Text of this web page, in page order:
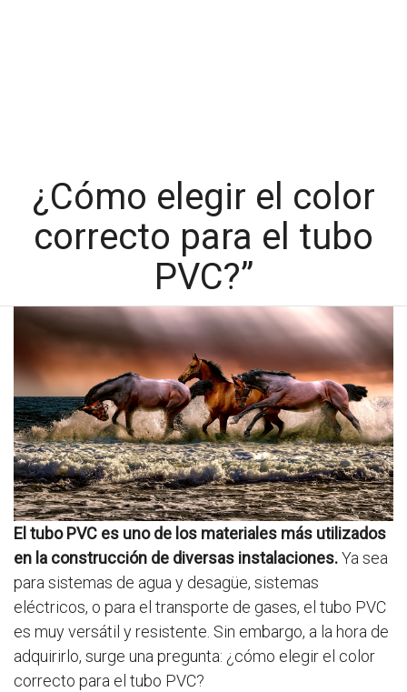
¿Cómo elegir el color
correcto para el tubo
PVC?”
El tubo PVC es uno de los materiales más utilizados
en la construcción de diversas instalaciones.Ya sea
para sistemas de agua y desagüe, sistemas
eléctricos, o para el transporte de gases, el tubo PVC
es muy versátil y resistente. Sin embargo, a la hora de
adquirirlo, surge una pregunta: ¿cómo elegir el color
correcto para el tubo PVC?